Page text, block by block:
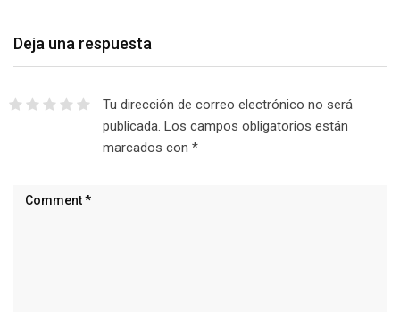
Deja una respuesta
Tu dirección de correo electrónico no será
publicada. Los campos obligatorios están
marcados con *